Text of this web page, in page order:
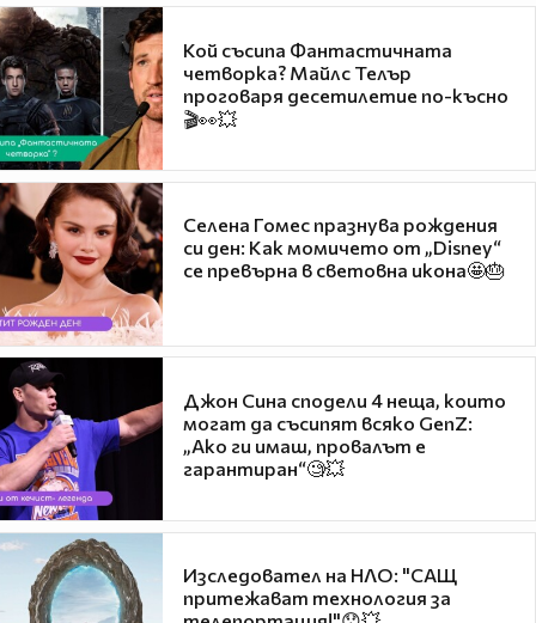
Кой съсипа Фантастичната
четворка? Майлс Телър
проговаря десетилетие по-късно
🎬👀💥
Селена Гомес празнува рождения
си ден: Как момичето от „Disney“
се превърна в световна икона🤩🎂
Джон Сина сподели 4 неща, които
могат да съсипят всяко GenZ:
„Ако ги имаш, провалът е
гарантиран“🧐💥
Изследовател на НЛО: "САЩ
притежават технология за